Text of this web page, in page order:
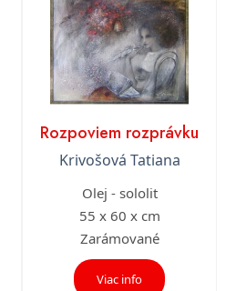
Rozpoviem rozprávku
Krivošová Tatiana
Olej - sololit
55 x 60 x cm
Zarámované
Viac info